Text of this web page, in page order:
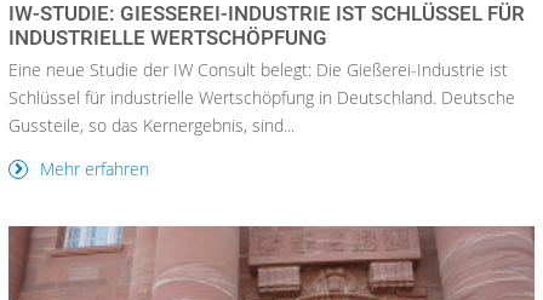
IW-STUDIE: GIESSEREI-INDUSTRIE IST SCHLÜSSEL FÜR I
NDUSTRIELLE WERTSCHÖPFUNG
Eine neue Studie der IW Consult belegt: Die Gießerei-Industrie ist
Schlüssel für industrielle Wertschöpfung in Deutschland. Deutsche
Gussteile, so das Kernergebnis, sind...
Mehr erfahren